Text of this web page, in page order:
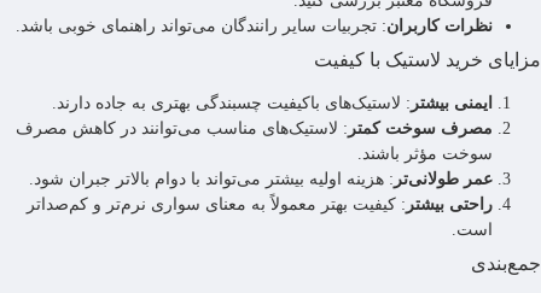
نظرات کاربران: تجربیات سایر رانندگان می‌تواند راهنمای خوبی باشد.
مزایای خرید لاستیک با کیفیت
ایمنی بیشتر : لاستیک‌های باکیفیت چسبندگی بهتری به جاده دارند.
مصرف سوخت کمتر : لاستیک‌های مناسب می‌توانند در کاهش مصرف
سوخت مؤثر باشند.
عمر طولانی‌تر : هزینه اولیه بیشتر می‌تواند با دوام بالاتر جبران شود.
راحتی بیشتر : کیفیت بهتر معمولاً به معنای سواری نرم‌تر و کم‌صداتر
است.
جمع‌بندی